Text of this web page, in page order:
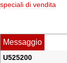
speciali di vendita
Messaggio
U525200